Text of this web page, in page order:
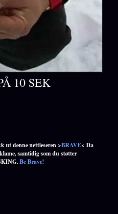
10 SEK
ut denne nettleseren >BRAVE< Da
samtidig som du støtter
Be Brave!